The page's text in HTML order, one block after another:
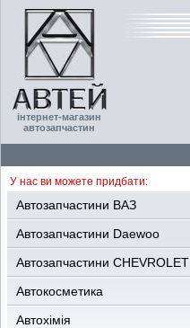
інтернет-магазин
автозапчастин
У нас ви можете придбати:
Автозапчастини ВАЗ
Автозапчастини Daewoo
Автозапчастини CHEVROLET
Автокосметика
Автохімія